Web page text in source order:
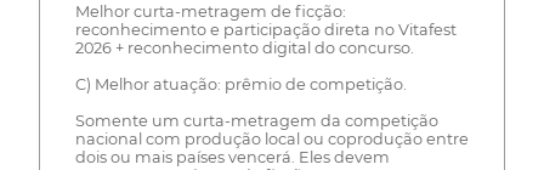
Melhor curta-metragem de ficção:
reconhecimento e participação direta no Vitafest
2026 + reconhecimento digital do concurso.
C) Melhor atuação: prêmio de competição.
Somente um curta-metragem da competição
nacional com produção local ou coprodução entre
dois ou mais países vencerá. Eles devem